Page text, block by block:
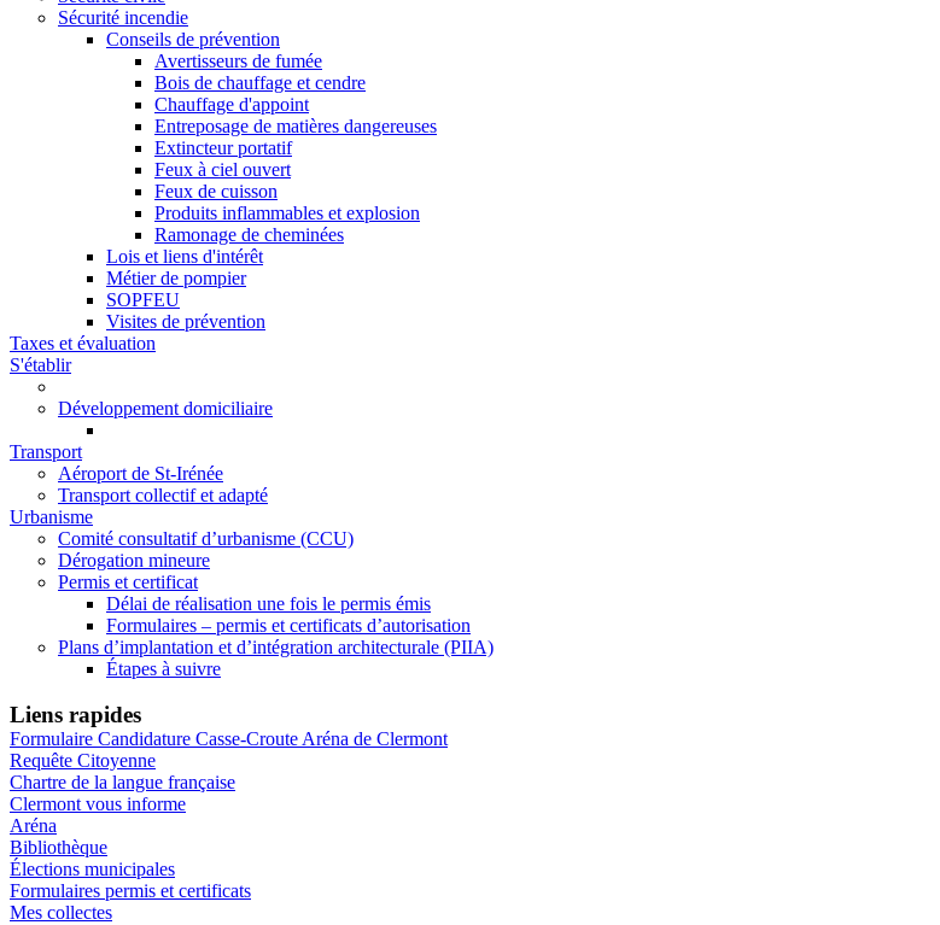
Sécurité incendie
Conseils de prévention
Avertisseurs de fumée
Bois de chauffage et cendre
Chauffage d'appoint
Entreposage de matières dangereuses
Extincteur portatif
Feux à ciel ouvert
Feux de cuisson
Produits inflammables et explosion
Ramonage de cheminées
Lois et liens d'intérêt
Métier de pompier
SOPFEU
Visites de prévention
Taxes et évaluation
S'établir
Développement domiciliaire
Transport
Aéroport de St-Irénée
Transport collectif et adapté
Urbanisme
Comité consultatif d’urbanisme (CCU)
Dérogation mineure
Permis et certificat
Délai de réalisation une fois le permis émis
Formulaires – permis et certificats d’autorisation
Plans d’implantation et d’intégration architecturale (PIIA)
Étapes à suivre
Liens rapides
Formulaire Candidature Casse-Croute Aréna de Clermont
Requête Citoyenne
Chartre de la langue française
Clermont vous informe
Aréna
Bibliothèque
Élections municipales
Formulaires permis et certificats
Mes collectes